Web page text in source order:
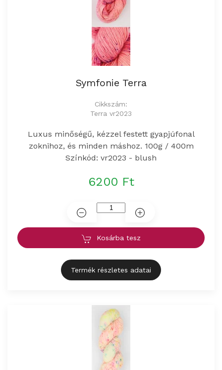
Symfonie Terra
Cikkszám:
Terra vr2023
Luxus minőségű, kézzel festett gyapjúfonal
zoknihoz, és minden máshoz. 100g / 400m
Színkód: vr2023 - blush
6200 Ft
Kosárba tesz
Termék részletes adatai